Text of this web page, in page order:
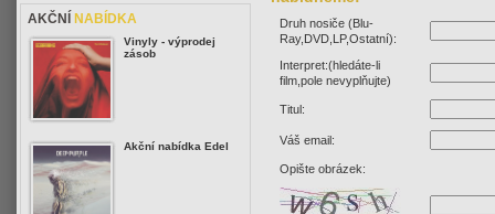
Druh nosiče (Blu-
Ray,DVD,LP,Ostatní):
Interpret:(hledáte-li
film,pole nevyplňujte)
Titul:
Váš email:
Opište obrázek:
AKČNÍ NABÍDKA
Vinyly - výprodej
zásob
Akční nabídka Edel